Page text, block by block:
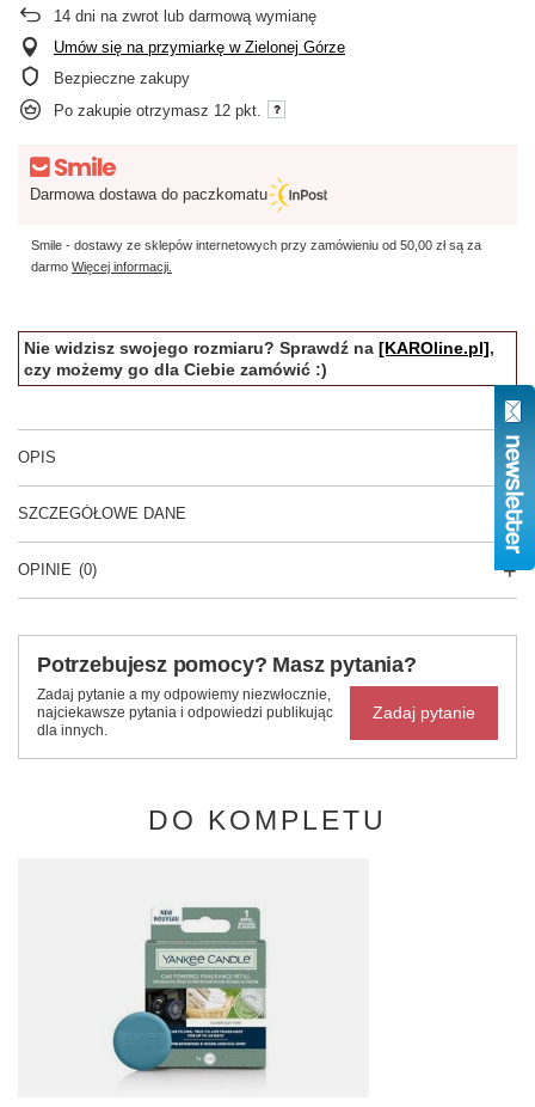
14 dni na zwrot lub darmową wymianę
Umów się na przymiarkę w Zielonej Górze
Bezpieczne zakupy
Po zakupie otrzymasz 12 pkt.
Darmowa dostawa do paczkomatu
Smile - dostawy ze sklepów internetowych przy zamówieniu od 50,00 złsą za
darmo Więcej informacji.
Nie widzisz swojego rozmiaru? Sprawdź na [KAROline.pl],
czy możemy go dla Ciebie zamówić :)
OPIS
SZCZEGÓŁOWE DANE
OPINIE (0)
Potrzebujesz pomocy? Masz pytania?
Zadaj pytanie a my odpowiemy niezwłocznie,
najciekawsze pytania i odpowiedzi publikując
dla innych.
Zadaj pytanie
DO KOMPLETU